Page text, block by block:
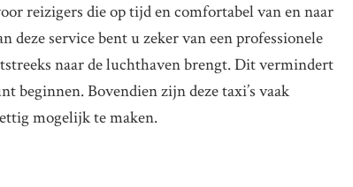
reizigers die op tijd en comfortabel van en naar
service bent u zeker van een professionele
naar de luchthaven brengt. Dit vermindert
beginnen. Bovendien zijn deze taxi’s vaak
mogelijk te maken.